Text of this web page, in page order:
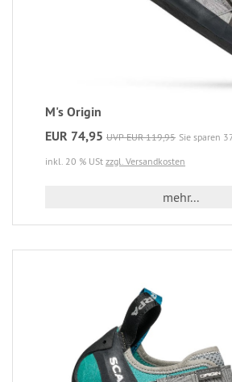
M's Origin
EUR 74,95 UVP EUR 119,95 Sie sparen
inkl. 20 % USt zzgl. Versandkosten
mehr...